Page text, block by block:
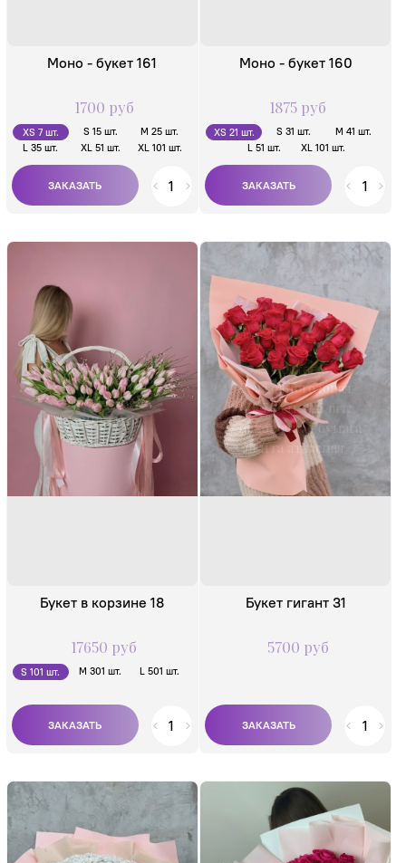
Моно - букет 161
1700 руб
XS 7 шт. S 15 шт.
M 25 шт.
L 35 шт.
XL 51 шт. XL 101 шт.
Моно - букет 160
1875 руб
XS 21 шт. S 31 шт.
M 41 шт.
L 51 шт.
XL 101 шт.
Композиция из
тюльпанов и
генисты +
открытка
Букет в корзине 18
17650 руб
S 101 шт. M 301 шт. L 501 шт.
Состав:
Роза одноголовая
60-70 см - 25 шт.
Упаковочная бумага
Лента атласная
Букет гигант 31
5700 руб